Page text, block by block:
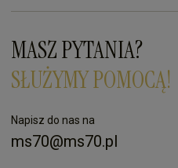
MASZ PYTANIA?
SŁUŻYMY POMOCĄ!
Napisz do nas na
ms70@ms70.pl